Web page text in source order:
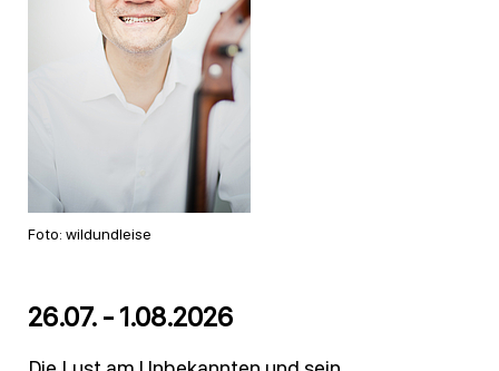
Foto: wildundleise
26.07. - 1.08.2026